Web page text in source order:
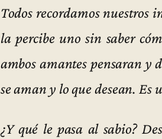
Todos recordamos nuestros
la percibe uno sin saber
ambos amantes pensaran y
se aman y lo que desean. Es
¿Y qué le pasa al sabio?